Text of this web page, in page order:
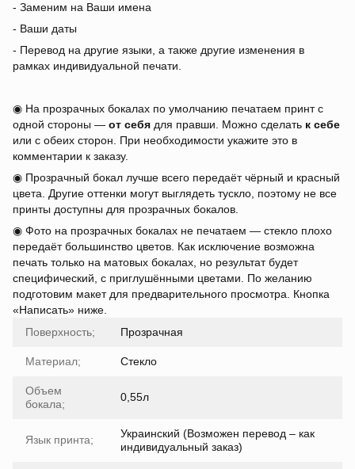
- Заменим на Ваши имена
- Ваши даты
- Перевод на другие языки, а также другие изменения в
рамках индивидуальной печати.
◉ На прозрачных бокалах по умолчанию печатаем принт с
одной стороны — от себя для правши. Можно сделать к себе
или с обеих сторон. При необходимости укажите это в
комментарии к заказу.
◉ Прозрачный бокал лучше всего передаёт чёрный и красный
цвета. Другие оттенки могут выглядеть тускло, поэтому не все
принты доступны для прозрачных бокалов.
◉ Фото на прозрачных бокалах не печатаем — стекло плохо
передаёт большинство цветов. Как исключение возможна
печать только на матовых бокалах, но результат будет
специфический, с приглушёнными цветами. По желанию
подготовим макет для предварительного просмотра. Кнопка
«Написать» ниже.
Поверхность;
Прозрачная
Материал; Стекло
Объем
бокала;
0,55л
Язык принта;
Украинский (Возможен перевод – как
индивидуальный заказ)